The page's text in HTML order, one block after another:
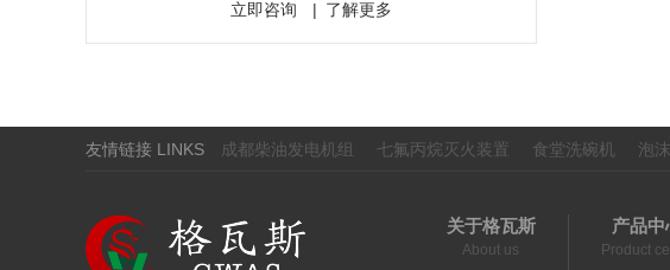
立即咨询
了解更多
友情链接 LINKS 成都柴油发电机组 七氟丙烷灭火装置 食堂洗碗机 泡
关于格瓦斯
About us
产品中
Product